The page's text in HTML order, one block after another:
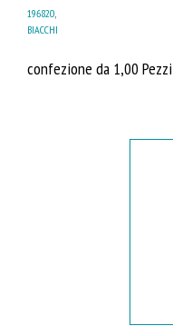
196820,
BIACCHI
confezione da 1,00 Pezzi